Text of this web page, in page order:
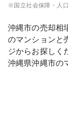
※国立社会保障・人
沖縄市の売却相
のマンションと
ジからお探しく
沖縄県沖縄市の